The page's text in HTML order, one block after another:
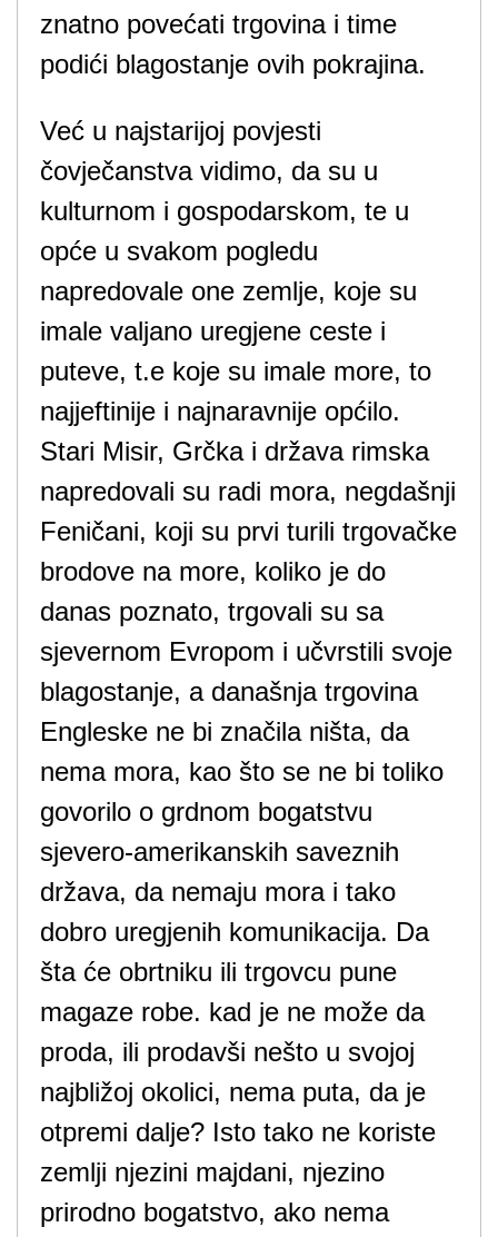
znatno povećati trgovina i time
podići blagostanje ovih pokrajina.
Već u najstarijoj povjesti
čovječanstva vidimo, da su u
kulturnom i gospodarskom, te u
opće u svakom pogledu
napredovale one zemlje, koje su
imale valjano uregjene ceste i
puteve, t.e koje su imale more, to
najjeftinije i najnaravnije općilo.
Stari Misir, Grčka i država rimska
napredovali su radi mora, negdašnji
Feničani, koji su prvi turili trgovačke
brodove na more, koliko je do
danas poznato, trgovali su sa
sjevernom Evropom i učvrstili svoje
blagostanje, a današnja trgovina
Engleske ne bi značila ništa, da
nema mora, kao što se ne bi toliko
govorilo o grdnom bogatstvu
sjevero-amerikanskih saveznih
država, da nemaju mora i tako
dobro uregjenih komunikacija. Da
šta će obrtniku ili trgovcu pune
magaze robe. kad je ne može da
proda, ili prodavši nešto u svojoj
najbližoj okolici, nema puta, da je
otpremi dalje? Isto tako ne koriste
zemlji njezini majdani, njezino
prirodno bogatstvo, ako nema